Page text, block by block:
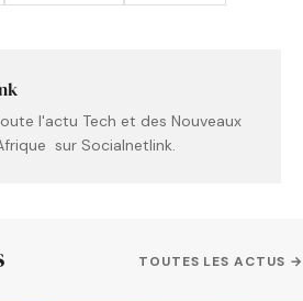
l'actu Tech et des Nouveaux
sur Socialnetlink.
TOUTES LES ACTUS →